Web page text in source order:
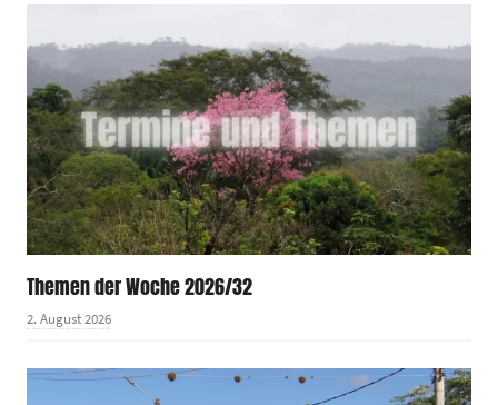
Themen der Woche 2026/32
2. August 2026